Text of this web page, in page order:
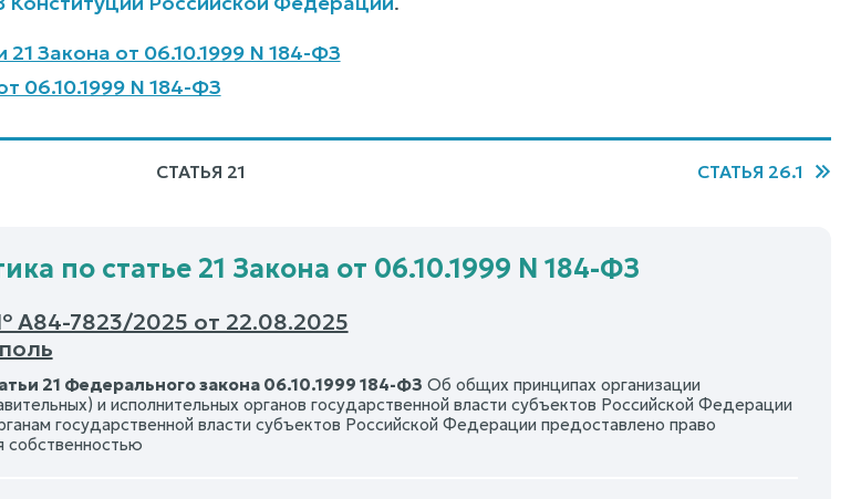
Закона от 06.10.1999 N 184-ФЗ
06.10.1999 N 184-ФЗ
СТАТЬЯ 21 СТАТЬЯ 26.1
по статье 21 Закона от 06.10.1999 N 184-ФЗ
А84-7823/2025 от 22.08.2025
21 Федерального закона 06.10.1999 184-ФЗ Об общих принципах организации
и исполнительных органов государственной власти субъектов Российской Федерации
государственной власти субъектов Российской Федерации предоставлено право
собственностью